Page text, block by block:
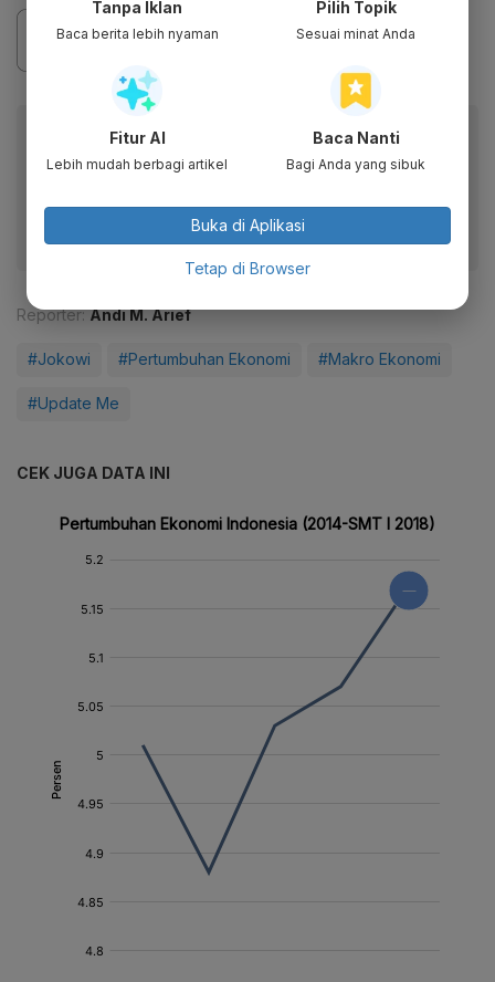
Baca artikel ini lewat aplikasi mobile.
Dapatkan pengalaman membaca lebih nyaman dan nikmati
Reporter: Andi M. Arief
#Jokowi #Pertumbuhan Ekonomi #Makro Ekonomi
#Update Me
CEK JUGA DATA INI
Tanpa Iklan
Baca berita lebih nyaman
Pilih Topik
Sesuai minat Anda
Fitur AI
Lebih mudah berbagi artikel
Baca Nanti
Bagi Anda yang sibuk
Buka di Aplikasi
Tetap di Browser